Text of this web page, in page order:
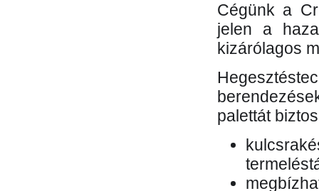
Cégünk a
jelen a
kizárólagos
palettát